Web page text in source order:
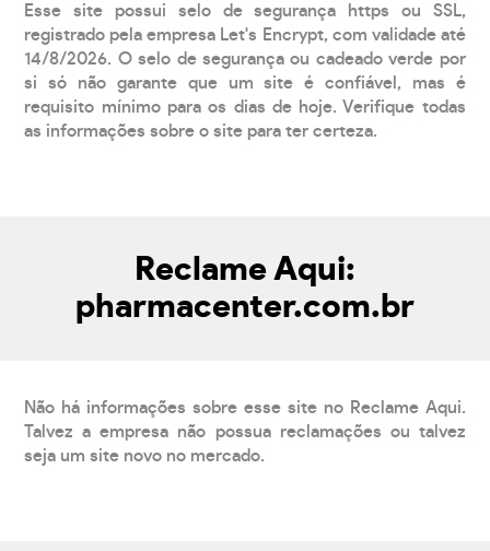
Esse site possui selo de segurança https ou SSL,
registrado pela empresa Let's Encrypt, com validade até
14/8/2026. O selo de segurança ou cadeado verde por
si só não garante que um site é confiável, mas é
requisito mínimo para os dias de hoje. Verifique todas
as informações sobre o site para ter certeza.
Reclame Aqui:
pharmacenter.com.br
Não há informações sobre esse site no Reclame Aqui.
Talvez a empresa não possua reclamações ou talvez
seja um site novo no mercado.